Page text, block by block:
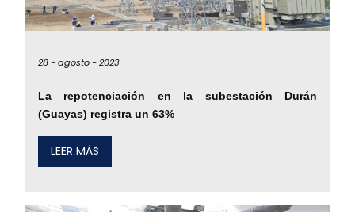
28 -agosto -2023
La repotenciación en la subestación Durán
(Guayas) registra un 63%
LEER MÁS